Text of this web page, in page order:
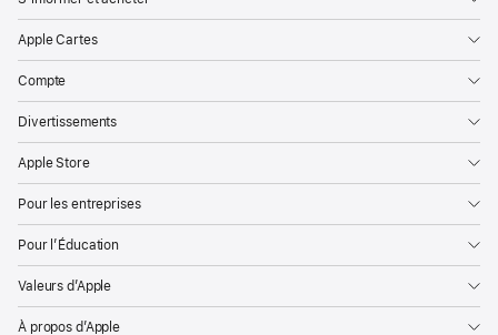
Apple Cartes
Compte
Divertissements
Apple Store
Pour les entreprises
Pour l’Éducation
Valeurs d’Apple
À propos d’Apple